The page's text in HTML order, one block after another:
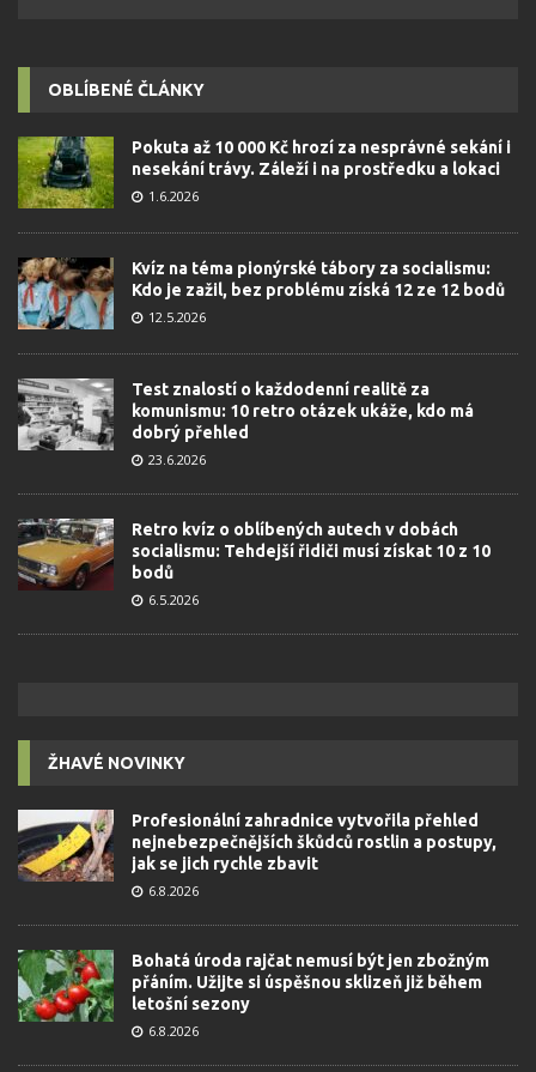
OBLÍBENÉ ČLÁNKY
Pokuta až 10 000 Kč hrozí za nesprávné sekání i
nesekání trávy. Záleží i na prostředku a lokaci
1.6.2026
Kvíz na téma pionýrské tábory za socialismu:
Kdo je zažil, bez problému získá 12 ze 12 bodů
12.5.2026
Test znalostí o každodenní realitě za
komunismu: 10 retro otázek ukáže, kdo má
dobrý přehled
23.6.2026
Retro kvíz o oblíbených autech v dobách
socialismu: Tehdejší řidiči musí získat 10 z 10
bodů
6.5.2026
ŽHAVÉ NOVINKY
Profesionální zahradnice vytvořila přehled
nejnebezpečnějších škůdců rostlin a postupy,
jak se jich rychle zbavit
6.8.2026
Bohatá úroda rajčat nemusí být jen zbožným
přáním. Užijte si úspěšnou sklizeň již během
letošní sezony
6.8.2026